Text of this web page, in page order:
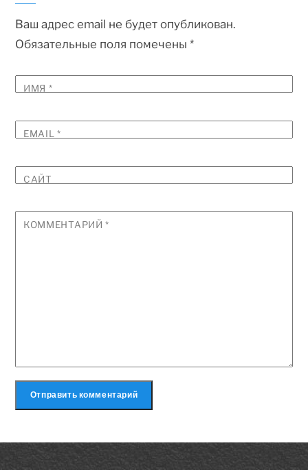
Ваш адрес email не будет опубликован.
Обязательные поля помечены*
ИМЯ *
EMAIL *
САЙТ
КОММЕНТАРИЙ *